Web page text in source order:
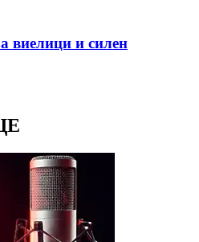
виелици и силен